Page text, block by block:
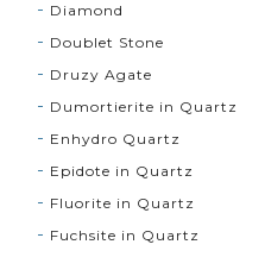
Diamond
Doublet Stone
Druzy Agate
Dumortierite in Quartz
Enhydro Quartz
Epidote in Quartz
Fluorite in Quartz
Fuchsite in Quartz